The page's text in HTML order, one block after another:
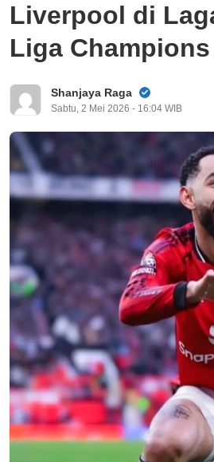
Liverpool di
Liga Champions
Shanjaya Raga
Sabtu, 2 Mei 2026 - 16:04 WIB